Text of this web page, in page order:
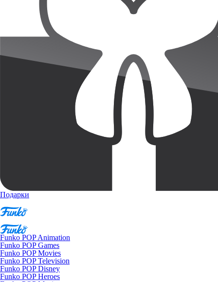
Подарки
Funko POP Animation
Funko POP Games
Funko POP Movies
Funko POP Television
Funko POP Disney
Funko POP Heroes